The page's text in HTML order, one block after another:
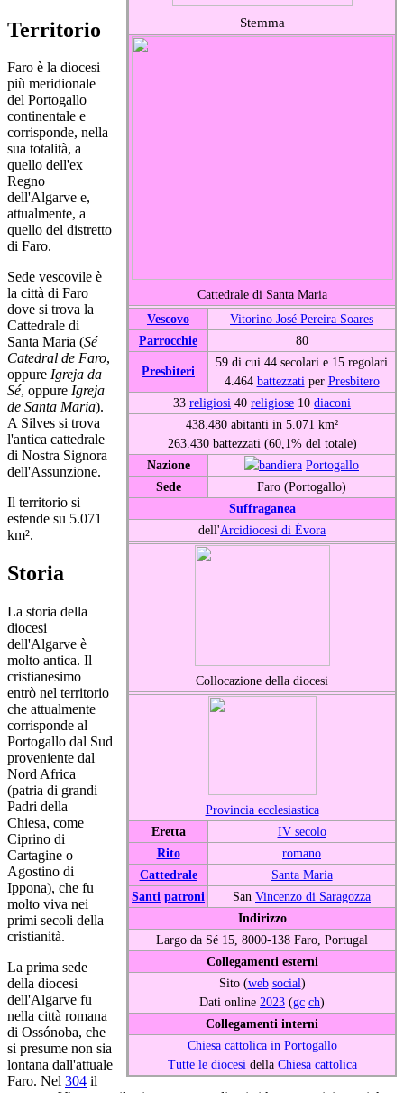
Stemma
Cattedrale di Santa Maria
Vescovo
Vitorino José Pereira Soares
Parrocchie
80
Presbiteri
59 di cui 44 secolari e 15 regolari
4.464 battezzati per Presbitero
33 religiosi 40 religiose 10 diaconi
438.480 abitanti in 5.071 km²
263.430 battezzati (60,1% del totale)
Nazione
Portogallo
Sede
Faro (Portogallo)
Suffraganea
dell'Arcidiocesi di Évora
Collocazione della diocesi
Provincia ecclesiastica
Eretta
IV secolo
Rito
romano
Cattedrale
Santa Maria
Santi patroni San Vincenzo di Saragozza
Indirizzo
Largo da Sé 15, 8000-138 Faro, Portugal
Collegamenti esterni
Sito (web social)
Dati online 2023 (gc ch)
Collegamenti interni
Chiesa cattolica in Portogallo
Tutte le diocesi della Chiesa cattolica
Territorio
Faro è la diocesi
più meridionale
del Portogallo
continentale e
corrisponde, nella
sua totalità, a
quello dell'ex
Regno
dell'Algarve e,
attualmente, a
quello del distretto
di Faro.
Sede vescovile è
la città di Faro
dove si trova la
Cattedrale di
Santa Maria (Sé
Catedral de Faro,
oppure Igreja da
Sé, oppure Igreja
de Santa Maria).
A Silves si trova
l'antica cattedrale
di Nostra Signora
dell'Assunzione.
Il territorio si
estende su 5.071
km².
Storia
La storia della
diocesi
dell'Algarve è
molto antica. Il
cristianesimo
entrò nel territorio
che attualmente
corrisponde al
Portogallo dal Sud
proveniente dal
Nord Africa
(patria di grandi
Padri della
Chiesa, come
Ciprino di
Cartagine o
Agostino di
Ippona), che fu
molto viva nei
primi secoli della
cristianità.
La prima sede
della diocesi
dell'Algarve fu
nella città romana
di Ossónoba, che
si presume non sia
lontana dall'attuale
Faro. Nel 304 il